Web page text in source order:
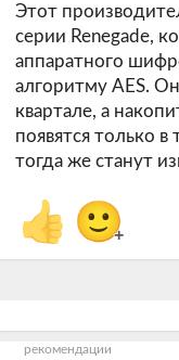
Этот
серии Renegade,
аппаратного
алгоритму AES.
квартале, а
появятся только в
тогда же станут
👍 🙂
+
рекомендации